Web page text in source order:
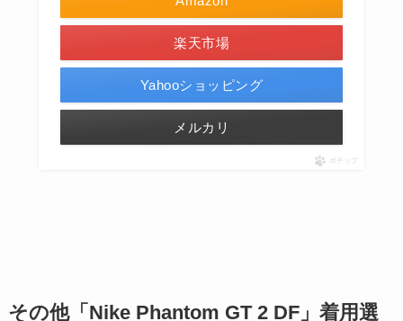
楽天市場
Yahooショッピング
メルカリ
ポチップ
その他「 Nike Phantom GT 2 DF」着用選